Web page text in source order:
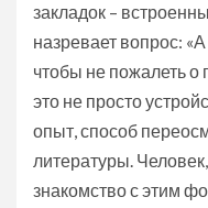
закладок –
назревает вопрос:
чтобы не пожалеть о
это не просто
опыт, способ
литературы.
знакомство с этим